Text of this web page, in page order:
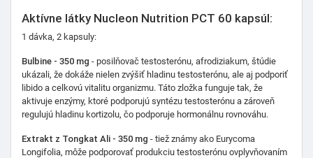
Aktívne látky Nucleon Nutrition PCT 60 kapsúl:
1 dávka, 2 kapsuly:
Bulbine - 350 mg - posilňovač testosterónu, afrodiziakum, štúdie
ukázali, že dokáže nielen zvýšiť hladinu testosterónu, ale aj podporiť
libido a celkovú vitalitu organizmu. Táto zložka funguje tak, že
aktivuje enzýmy, ktoré podporujú syntézu testosterónu a zároveň
regulujú hladinu kortizolu, čo podporuje hormonálnu rovnováhu.
Extrakt z Tongkat Ali - 350 mg - tiež známy ako Eurycoma
Longifolia, môže podporovať produkciu testosterónu ovplyvňovaním